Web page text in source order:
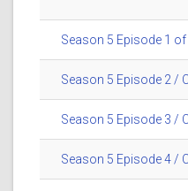
Season 5 Episode 1
Season 5 Episode 2 /
Season 5 Episode 3 /
Season 5 Episode 4 /